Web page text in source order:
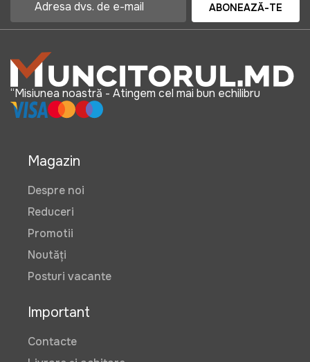
ABONEAZĂ-TE
“Misiunea noastră - Atingem cel mai bun echilibru
Magazin
Despre noi
Reduceri
Promotii
Noutăți
Posturi vacante
Important
Contacte